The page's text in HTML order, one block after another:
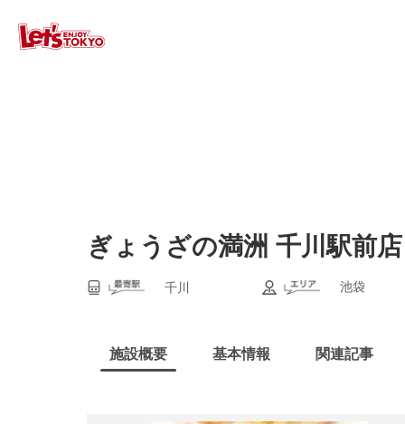
ぎょうざの満洲 千川駅前店
千川 池袋
施設概要 基本情報 関連記事